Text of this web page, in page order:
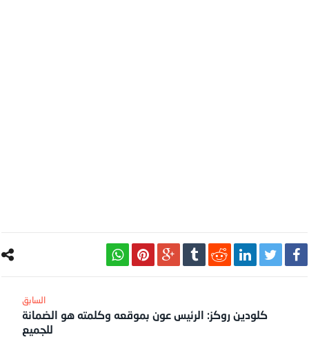
كلودين روكز: الرئيس عون بموقعه وكلمته هو الضمانة
للجميع